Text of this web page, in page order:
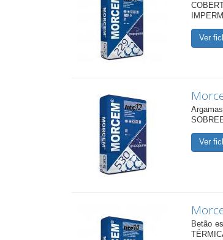
Ver
Ver
Betão